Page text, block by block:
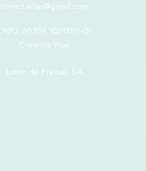
conectavilas@gmail.com
​60.816.102/0001-01
Conecta Vilas
Lauro de Freitas- BA